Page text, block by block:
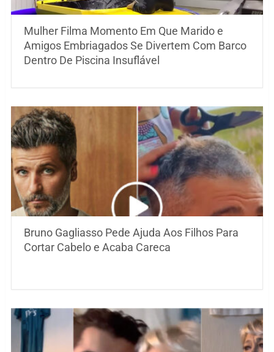
Mulher Filma Momento Em Que Marido e
Amigos Embriagados Se Divertem Com Barco
Dentro De Piscina Insuflável
Bruno Gagliasso Pede Ajuda Aos Filhos Para
Cortar Cabelo e Acaba Careca